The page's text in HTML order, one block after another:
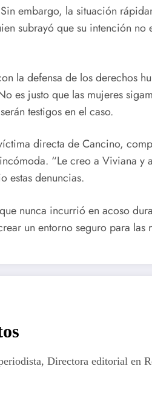
embargo, la situación
subrayó que su intención
la defensa de los derechos
es justo que las mujeres
testigos en el caso.
directa de Cancino,
“Le creo a Viviana
estas denuncias.
nunca incurrió en acoso
un entorno seguro para las
Directora editorial en